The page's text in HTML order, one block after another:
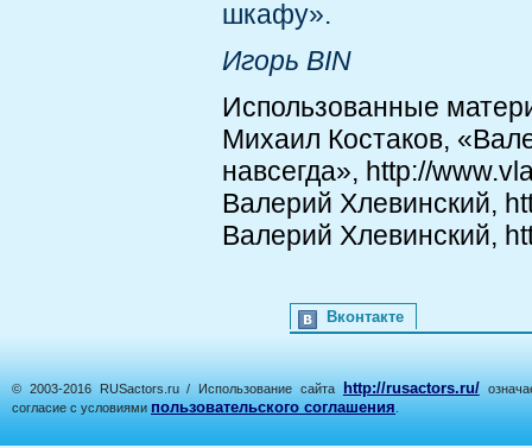
шкафу».
Игорь BIN
Использованные
Михаил Костаков,
навсегда», http://
Валерий Хлевинский,
Валерий Хлевинский,
Вконтакте
© 2003-2016 RUSactors.ru / Использование сайта http://rusactors.ru/
согласие с условиями пользовательского соглашения